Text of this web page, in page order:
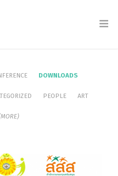
DOWNLOADS
PEOPLE ART